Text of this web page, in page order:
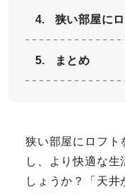
狭い部屋に
まとめ
狭い部屋にロフト
し、より快適な
しょうか？「天